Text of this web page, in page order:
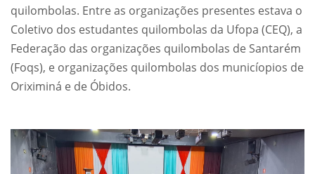
quilombolas. Entre as organizações presentes estava o
Coletivo dos estudantes quilombolas da Ufopa (CEQ), a
Federação das organizações quilombolas de Santarém
(Foqs), e organizações quilombolas dos municíopios de
Oriximiná e de Óbidos.